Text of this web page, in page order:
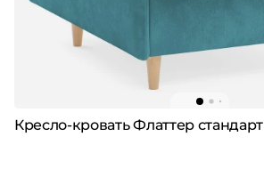
Кресло-кровать Флаттер стандарт